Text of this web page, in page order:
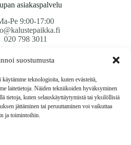
suostumusta
teknologioita, kuten evästeitä,
laitetietoja. Näiden tekniikoiden hyväksyminen
tietoja, kuten selauskäyttäytymistä tai yksilöllisiä
jättäminen tai peruuttaminen voi vaikuttaa
ja toimintoihin.
asiakaspalvelu
Pe 9:00-17:00
020 798 3011
/ Maksutavat
Toimitustavat
Maksutavat
ja palautus
Reklamaatiot